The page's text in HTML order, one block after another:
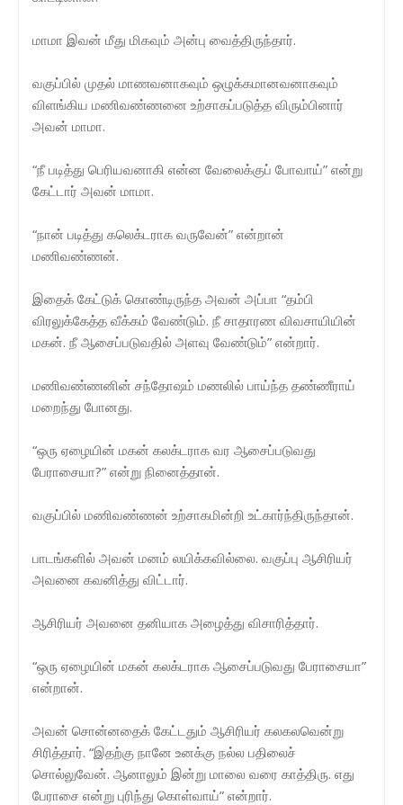
மாமா இவன் மீது மிகவும் அன்பு வைத்திருந்தார்.
வகுப்பில் முதல் மாணவனாகவும் ஒழுக்கமானவனாகவும்
விளங்கிய மணிவண்ணனை உற்சாகப்படுத்த விரும்பினார்
அவன் மாமா.
“நீ படித்து பெரியவனாகி என்ன வேலைக்குப் போவாய்” என்று
கேட்டார் அவன் மாமா.
“நான் படித்து கலெக்டராக வருவேன்” என்றான்
மணிவண்ணன்.
இதைக் கேட்டுக் கொண்டிருந்த அவன் அப்பா “தம்பி
விரலுக்கேத்த வீக்கம் வேண்டும். நீ சாதாரண விவசாயியின்
மகன். நீ ஆசைப்படுவதில் அளவு வேண்டும்” என்றார்.
மணிவண்ணனின் சந்தோஷம் மணலில் பாய்ந்த தண்ணீராய்
மறைந்து போனது.
“ஒரு ஏழையின் மகன் கலக்டராக வர ஆசைப்படுவது
பேராசையா?” என்று நினைத்தான்.
வகுப்பில் மணிவண்ணன் உற்சாகமின்றி உட்கார்ந்திருந்தான்.
பாடங்களில் அவன் மனம் லயிக்கவில்லை. வகுப்பு ஆசிரியர்
அவனை கவனித்து விட்டார்.
ஆசிரியர் அவனை தனியாக அழைத்து விசாரித்தார்.
“ஒரு ஏழையின் மகன் கலக்டராக ஆசைப்படுவது பேராசையா”
என்றான்.
அவன் சொன்னதைக் கேட்டதும் ஆசிரியர் கலகலவென்று
சிரித்தார். “இதற்கு நானே உனக்கு நல்ல பதிலைச்
சொல்லுவேன். ஆனாலும் இன்று மாலை வரை காத்திரு. எது
பேராசை என்று புரிந்து கொள்வாய்” என்றார்.